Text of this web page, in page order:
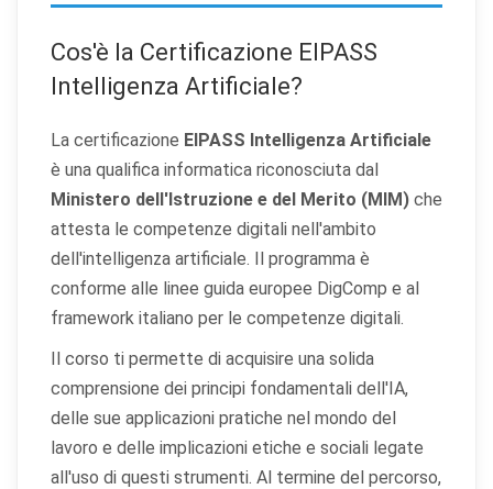
Cos'è la Certificazione EIPASS
Intelligenza Artificiale?
La certificazione EIPASS Intelligenza Artificiale
è una qualifica informatica riconosciuta dal
Ministero dell'Istruzione e del Merito (MIM) che
attesta le competenze digitali nell'ambito
dell'intelligenza artificiale. Il programma è
conforme alle linee guida europee DigComp e al
framework italiano per le competenze digitali.
Il corso ti permette di acquisire una solida
comprensione dei principi fondamentali dell'IA,
delle sue applicazioni pratiche nel mondo del
lavoro e delle implicazioni etiche e sociali legate
all'uso di questi strumenti. Al termine del percorso,